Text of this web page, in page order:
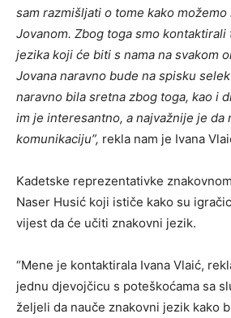
sam razmišljati o tome kako
Jovanom. Zbog toga smo kontaktirali
jezika koji će biti s nama na svakom
Jovana naravno bude na spisku
naravno bila sretna zbog toga, kao i
im je interesantno, a najvažnije je da
komunikaciju”, rekla nam je Ivana
Kadetske reprezentativke
Naser Husić koji ističe kako su
vijest da će učiti znakovni jezik.
“Mene je kontaktirala Ivana Vlaić,
jednu djevojčicu s poteškoćama sa
željeli da nauče znakovni jezik kako